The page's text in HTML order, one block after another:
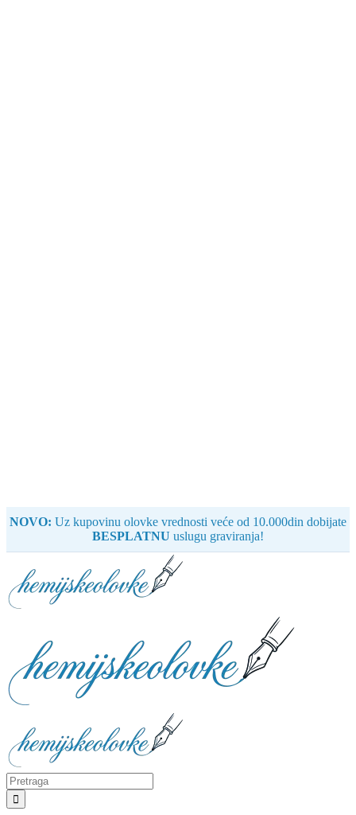
NOVO: Uz kupovinu olovke vrednosti veće od 10.000din dobijate
BESPLATNU uslugu graviranja!
Search
for: